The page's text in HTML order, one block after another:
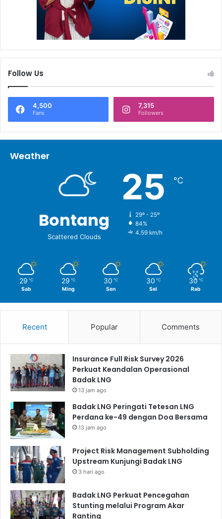
Follow Us
4,500
Fans
7,315
Followers
Weather
Bontang
Scattered Clouds
25 ℃
29º - 25º
84%
4.59 km/h
29 ℃
Sab
29 ℃
Ming
30 ℃
Sen
30 ℃
Sel
30 ℃
Rab
Recent Popular Comments
Insurance Full Risk Survey 2026
Perkuat Keandalan Operasional
Badak LNG
13 jam ago
Badak LNG Peringati Tetesan LNG
Perdana ke-49 dengan Doa Bersama
13 jam ago
Project Risk Management Subholding
Upstream Kunjungi Badak LNG
3 hari ago
Badak LNG Perkuat Pencegahan
Stunting melalui Program Akar
Ranting